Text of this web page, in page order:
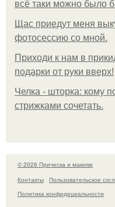
всё таки можно было
Щас приедут меня
фотосессию со мной.
Приходи к нам в
подарки от руки вверх!
Челка - шторка: кому
стрижками сочетать.
© 2026 Прическа и макияж
Контакты
Пользовательское
Политика конфидециальности